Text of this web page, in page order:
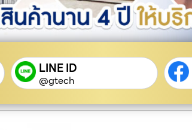
LINE ID
@gtech